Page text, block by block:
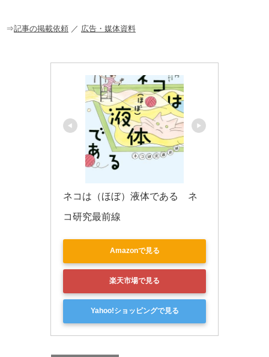
o
⇒記事の掲載依頼 ／ 広告・媒体資料
ネコは（ほぼ）液体である　ネ
コ研究最前線
Amazonで見る
楽天市場で見る
Yahoo!ショッピングで見る